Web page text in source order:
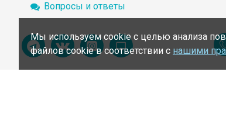
Вопросы и ответы
Мы используем cookie с целью анализа
файлов cookie в соответствии с нашими